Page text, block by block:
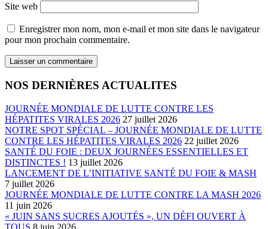
Site web
Enregistrer mon nom, mon e-mail et mon site dans le navigateur
pour mon prochain commentaire.
NOS DERNIÈRES ACTUALITES
JOURNÉE MONDIALE DE LUTTE CONTRE LES
HÉPATITES VIRALES 2026 27 juillet 2026
NOTRE SPOT SPÉCIAL – JOURNÉE MONDIALE DE LUTTE
CONTRE LES HÉPATITES VIRALES 2026 22 juillet 2026
SANTÉ DU FOIE : DEUX JOURNÉES ESSENTIELLES ET
DISTINCTES ! 13 juillet 2026
LANCEMENT DE L’INITIATIVE SANTÉ DU FOIE & MASH
7 juillet 2026
JOURNÉE MONDIALE DE LUTTE CONTRE LA MASH 2026
11 juin 2026
« JUIN SANS SUCRES AJOUTÉS », UN DÉFI OUVERT À
TOUS 8 juin 2026